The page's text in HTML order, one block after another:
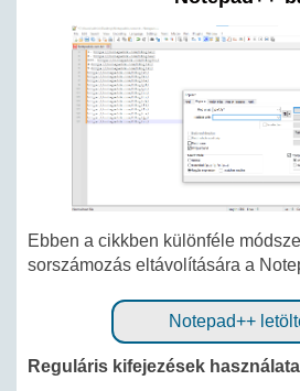
Ebben a cikkben különféle
sorszámozás eltávolítására a
Notepad++
Reguláris kifejezések használata